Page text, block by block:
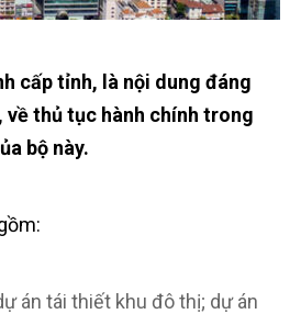
cấp tỉnh, là nội dung đáng
về thủ tục hành chính trong
bộ này.
án tái thiết khu đô thị; dự án